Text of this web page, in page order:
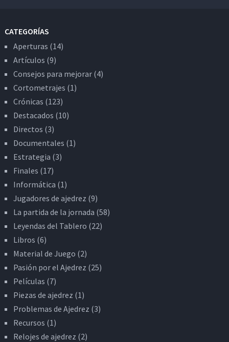
CATEGORÍAS
Aperturas (14)
Artículos (9)
Consejos para mejorar(4)
Cortometrajes (1)
Crónicas (123)
Destacados (10)
Directos (3)
Documentales (1)
Estrategia (3)
Finales (17)
Informática (1)
Jugadores de ajedrez (9)
La partida de la jornada (58)
Leyendas del Tablero (22)
Libros (6)
Material de Juego (2)
Pasión por el Ajedrez (25)
Películas (7)
Piezas de ajedrez (1)
Problemas de Ajedrez (3)
Recursos (1)
Relojes de ajedrez (2)